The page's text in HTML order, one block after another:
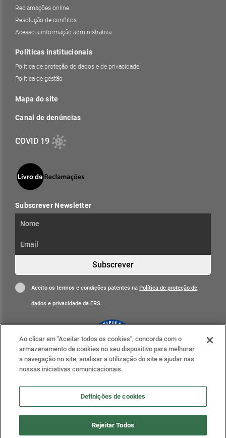
Reclamações online
Resolução de conflitos
Acesso a informação administrativa
Políticas institucionais
Política de proteção de dados e de privacidade
Política de gestão
Mapa do site
Canal de denúncias
COVID 19
Subscrever Newsletter
Subscrever
Aceito os termos e condições patentes naPolítica de proteção de
dados e privacidade da ERS.
Clique para mais informações
ERS nas redes sociais
Ao clicar em "Aceitar todos os cookies", concorda com o
armazenamento de cookies no seu dispositivo para melhorar
a navegação no site, analisar a utilização do site e ajudar nas
nossas iniciativas comunicacionais.
Definições de cookies
Rejeitar Todos